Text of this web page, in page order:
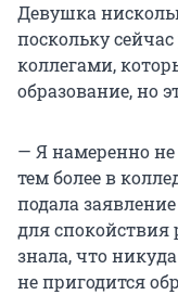
Девушка
поскольку
коллегами,
образование, но
— Я намеренно не
тем более в
подала
для спокойствия
знала, что
не пригодится